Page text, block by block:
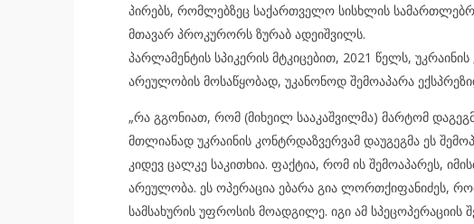
პირებს, რომლებზეც საქართველო სისხლის
მთავარ პროკურორს ზურაბ ადეიშვილს.
პარლამენტის სპიკერის მტკიცებით, 2021 წელს,
არეულობის მოსაწყობად, უკანონოდ შემოაპარა
„რა გგონიათ, რომ (მიხეილ სააკაშვილმა) მარტომ
მთლიანად უკრაინის კონტრდაზვერვამ დაუგეგმა ეს
კიდევ ცალკე საკითხია. ფაქტია, რომ ის შემოაპარეს,
არეულობა. ეს ოპერაცია ებარა გია ლორთქიფანიძეს,
სამსახურის უფროსის მოადგილე. იგი ამ